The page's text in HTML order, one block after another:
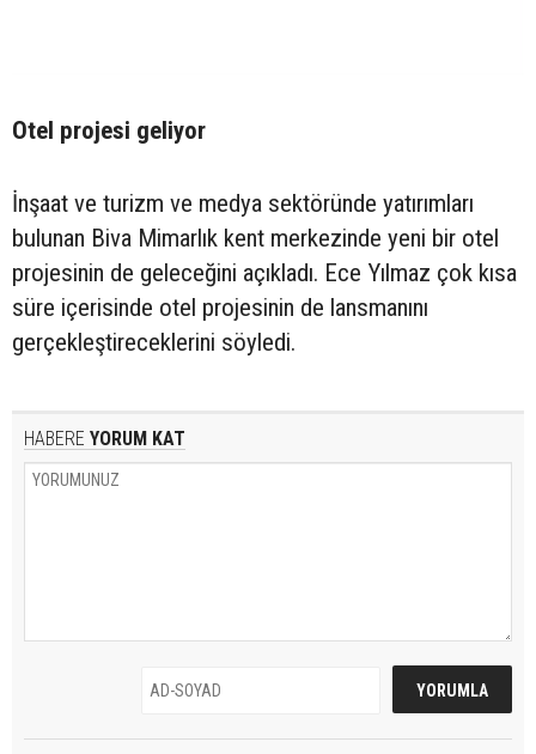
Otel projesi geliyor
İnşaat ve turizm ve medya sektöründe yatırımları
bulunan Biva Mimarlık kent merkezinde yeni bir otel
projesinin de geleceğini açıkladı. Ece Yılmaz çok kısa
süre içerisinde otel projesinin de lansmanını
gerçekleştireceklerini söyledi.
HABERE YORUM KAT